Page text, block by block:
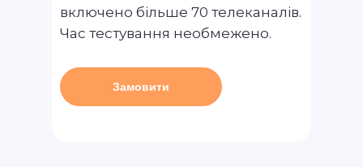
включено більше 70 телеканалів.
Час тестування необмежено.
Замовити